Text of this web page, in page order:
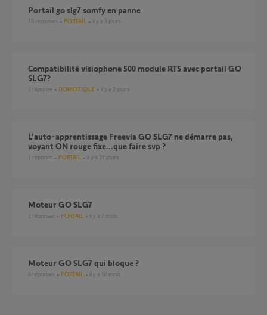
Portail go slg7 somfy en panne
18 réponses PORTAIL il y a 3 jours
Compatibilité visiophone 500 module RTS avec portail GO
SLG7?
1 réponse DOMOTIQUE il y a 2 jours
L'auto-apprentissage Freevia GO SLG7 ne démarre pas,
voyant ON rouge fixe...que faire svp ?
1 réponse PORTAIL il y a 27 jours
Moteur GO SLG7
2 réponses PORTAIL il y a 7 mois
Moteur GO SLG7 qui bloque ?
6 réponses PORTAIL il y a 10 mois